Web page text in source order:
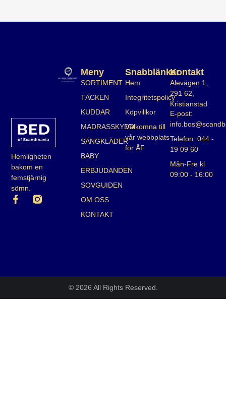
Hemligheten
bakom en
femstjärnig
sömn.
Snabblänkar
Hem
Integritetspolicy
Köpvillkor
Välkomna till
vår webbplats
för ÅF
Meny
SORTIMENT
TÄCKEN
KUDDAR
MADRASSKYDD
SÄNGKLÄDER
BABY
ERBJUDANDEN
SOVGUIDEN
OM OSS
KONTAKT
Kontakt
Alevägen 1,
291 62,
Kristianstad
E-post:
Telefon: 044 -
19 09 60
Mån-Fre kl
09:00 - 16:00
© 2026 All Rights Reserved.